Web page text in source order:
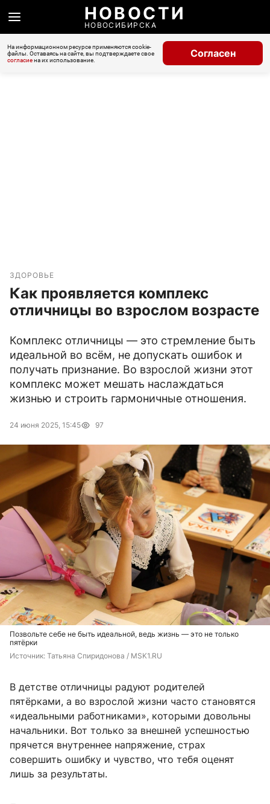
НОВОСТИ
НОВОСИБИРСКА
На информационном ресурсе применяются cookie-
файлы. Оставаясь на сайте, вы подтверждаете свое
согласиена их использование.
Согласен
ЗДОРОВЬЕ
Как проявляется комплекс
отличницы во взрослом возрасте
Комплекс отличницы — это стремление быть
идеальной во всём, не допускать ошибок и
получать признание. Во взрослой жизни этот
комплекс может мешать наслаждаться
жизнью и строить гармоничные отношения.
24 июня 2025, 15:45 97
Позвольте себе не быть идеальной, ведь жизнь — это не только
пятёрки
Источник: Татьяна Спиридонова / MSK1.RU
В детстве отличницы радуют родителей
пятёрками, а во взрослой жизни часто становятся
«идеальными работниками», которыми довольны
начальники. Вот только за внешней успешностью
прячется внутреннее напряжение, страх
совершить ошибку и чувство, что тебя оценят
лишь за результаты.